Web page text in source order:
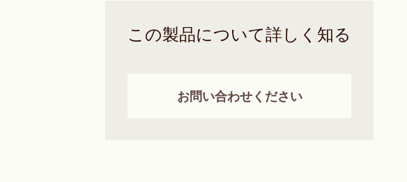
この製品について詳しく知る
お問い合わせください